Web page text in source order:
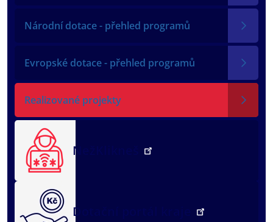
Národní dotace - přehled programů
Evropské dotace - přehled programů
Realizované projekty
NežKlikneš
Dotační portál kraje